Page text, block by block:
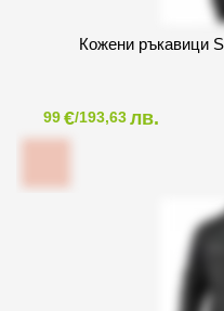
Кожени ръкавици
99€/193,63лв.